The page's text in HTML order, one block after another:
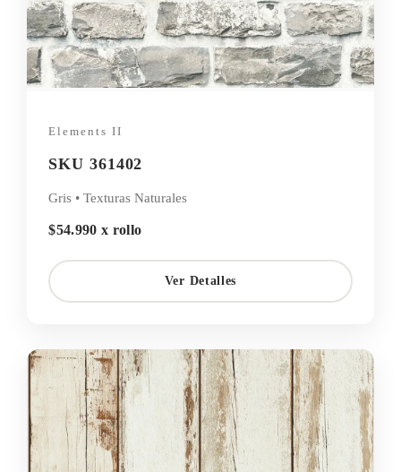
Elements II
SKU 361402
Gris • Texturas Naturales
$54.990 x rollo
Ver Detalles